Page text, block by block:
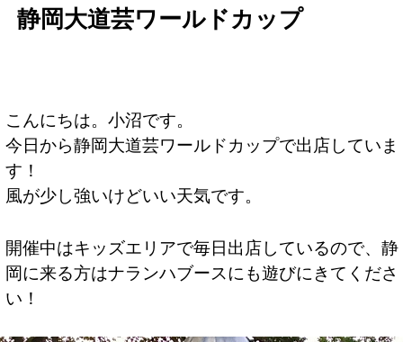
静岡大道芸ワールドカップ
こんにちは。小沼です。
今日から静岡大道芸ワールドカップで出店していま
す！
風が少し強いけどいい天気です。
開催中はキッズエリアで毎日出店しているので、静
岡に来る方はナランハブースにも遊びにきてくださ
い！